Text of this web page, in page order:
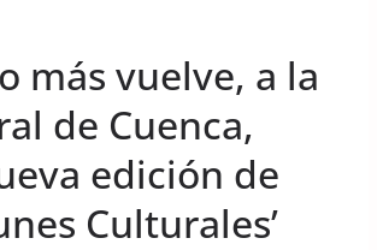
más vuelve, a la
de Cuenca,
edición de
Culturales’